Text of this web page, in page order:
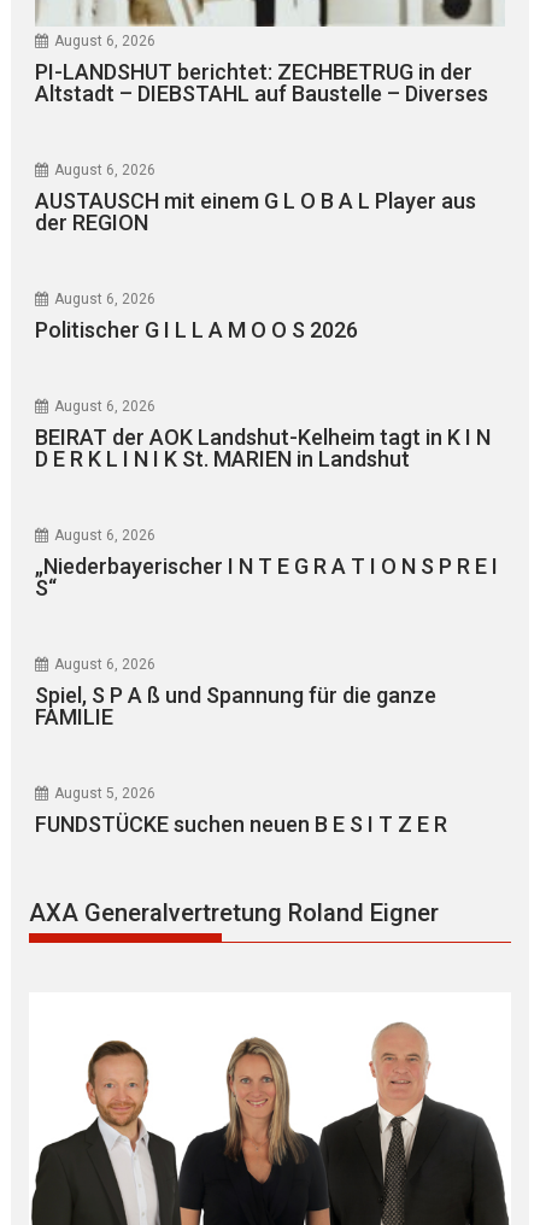
August 6, 2026
PI-LANDSHUT berichtet: ZECHBETRUG in der
Altstadt – DIEBSTAHL auf Baustelle – Diverses
August 6, 2026
AUSTAUSCH mit einem G L O B A L Player aus
der REGION
August 6, 2026
Politischer G I L L A M O O S 2026
August 6, 2026
BEIRAT der AOK Landshut-Kelheim tagt in K I N
D E R K L I N I K St. MARIEN in Landshut
August 6, 2026
„Niederbayerischer I N T E G R A T I O N S P R E I
S“
August 6, 2026
Spiel, S P A ß und Spannung für die ganze
FAMILIE
August 5, 2026
FUNDSTÜCKE suchen neuen B E S I T Z E R
AXA Generalvertretung Roland Eigner